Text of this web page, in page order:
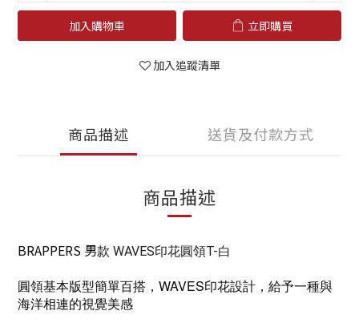
加入購物車 立即購買
加入追蹤清單
商品描述 送貨及付款方式
商品描述
BRAPPERS 男款 WAVES印花圓領T-白
圓領基本版型簡單百搭，WAVES印花設計，給予一種與
海洋相連的視覺美感